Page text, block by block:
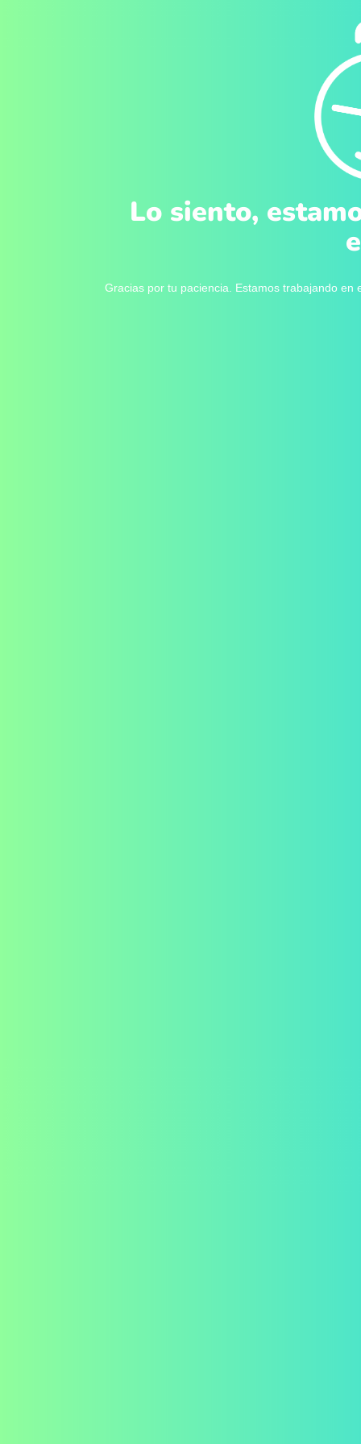
Lo siento,
Gracias por tu paciencia. Estamos trabajando en